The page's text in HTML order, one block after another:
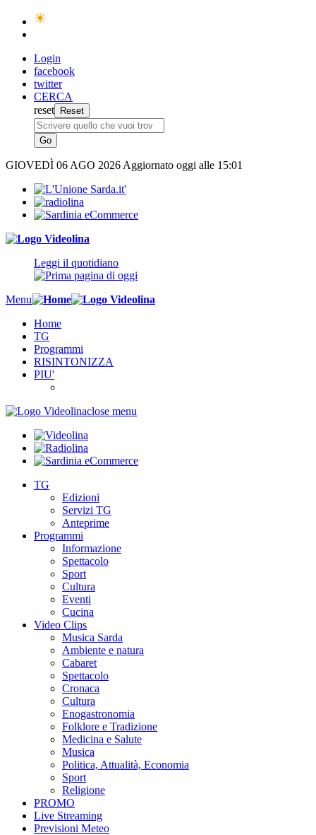
Login
facebook
twitter
CERCA
reset
GIOVEDÌ 06 AGO 2026 Aggiornato oggi alle 15:01
Leggi il quotidiano
Menu
Home
TG
Programmi
RISINTONIZZA
PIU'
close menu
TG
Edizioni
Servizi TG
Anteprime
Programmi
Informazione
Spettacolo
Sport
Cultura
Eventi
Cucina
Video Clips
Musica Sarda
Ambiente e natura
Cabaret
Spettacolo
Cronaca
Cultura
Enogastronomia
Folklore e Tradizione
Medicina e Salute
Musica
Politica, Attualità, Economia
Sport
Religione
PROMO
Live Streaming
Previsioni Meteo